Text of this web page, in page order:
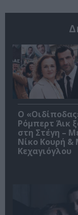
O
Ρόμπερτ Άικ
στη Στέγη –
Νίκο Κουρή &
Κεχαγιόγλου